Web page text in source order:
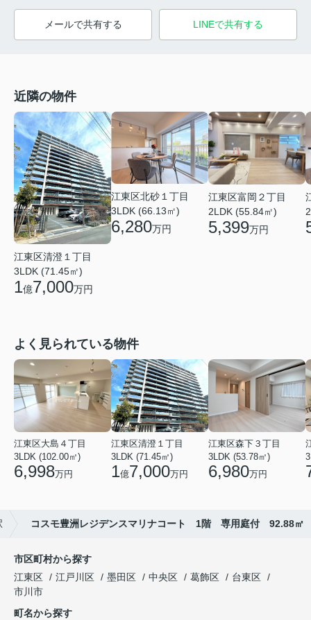
メールで共有する LINEで共有する
近隣の物件
江東区清澄１丁目
3LDK (71.45㎡)
1億7,000万円
江東区北砂１丁目
3LDK (66.13㎡)
6,280万円
江東区富岡２丁目
2LDK (55.84㎡)
5,399万円
よく見られている物件
江東区大島４丁目
3LDK (102.00㎡)
6,998万円
江東区清澄１丁目
3LDK (71.45㎡)
1億7,000万円
江東区森下３丁目
3LDK (53.78㎡)
6,980万円
コスモ豊洲レジデンスマリナコート 1階 専用庭付 92.88㎡
市区町村から探す
江東区
江戸川区 墨田区 中央区 葛飾区
台東区
市川市
町名から探す